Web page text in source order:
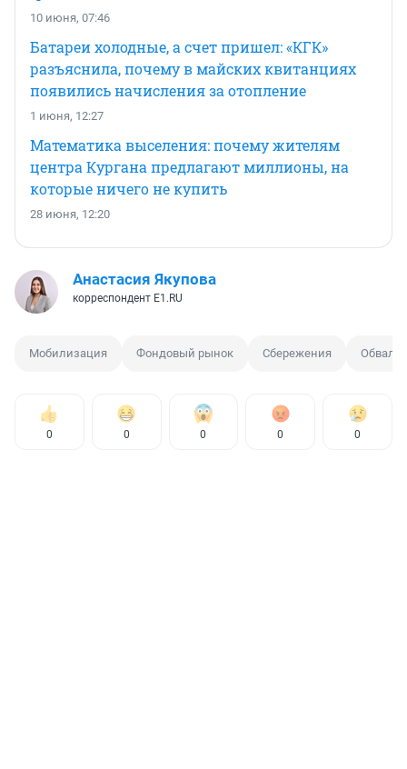
10 июня, 07:46
Батареи холодные, а счет пришел: «КГК»
разъяснила, почему в майских квитанциях
появились начисления за отопление
1 июня, 12:27
Математика выселения: почему жителям
центра Кургана предлагают миллионы, на
которые ничего не купить
28 июня, 12:20
Анастасия Якупова
корреспондент E1.RU
Мобилизация Фондовый рынок Сбережения Обвал
0 0 0 0 0